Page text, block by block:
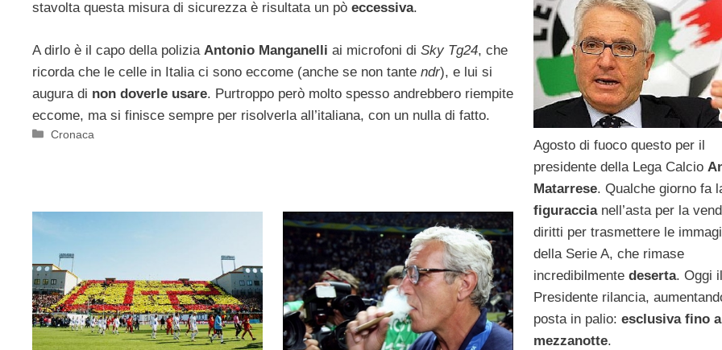
stavolta questa misura di sicurezza è risultata un pò eccessiva.
A dirlo è il capo della polizia Antonio Manganelli ai microfoni di Sky Tg24, che
ricorda che le celle in Italia ci sono eccome (anche se non tante ndr), e lui si
augura di non doverle usare. Purtroppo però molto spesso andrebbero riempite
eccome, ma si finisce sempre per risolverla all’italiana, con un nulla di fatto.
Categorie
Cronaca
Agosto di fuoco questo per il
presidente della Lega Calcio
Matarrese. Qualche giorno fa
figuraccia nell’asta per la
diritti per trasmettere le
della Serie A, che rimase
incredibilmente deserta. Oggi il
Presidente rilancia,
posta in palio: esclusiva fino a
mezzanotte.